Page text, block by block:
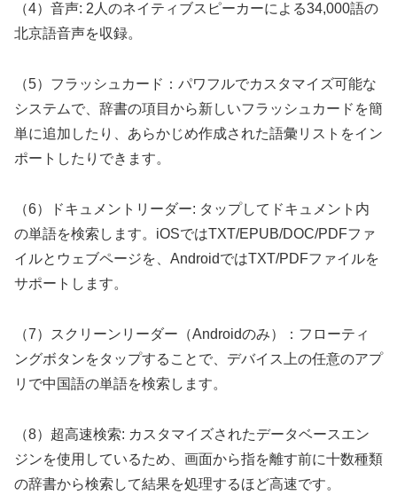
（4）音声: 2人のネイティブスピーカーによる34,000語の
北京語音声を収録。
（5）フラッシュカード：パワフルでカスタマイズ可能な
システムで、辞書の項目から新しいフラッシュカードを簡
単に追加したり、あらかじめ作成された語彙リストをイン
ポートしたりできます。
（6）ドキュメントリーダー: タップしてドキュメント内
の単語を検索します。iOSではTXT/EPUB/DOC/PDFファ
イルとウェブページを、AndroidではTXT/PDFファイルを
サポートします。
（7）スクリーンリーダー（Androidのみ）：フローティ
ングボタンをタップすることで、デバイス上の任意のアプ
リで中国語の単語を検索します。
（8）超高速検索: カスタマイズされたデータベースエン
ジンを使用しているため、画面から指を離す前に十数種類
の辞書から検索して結果を処理するほど高速です。